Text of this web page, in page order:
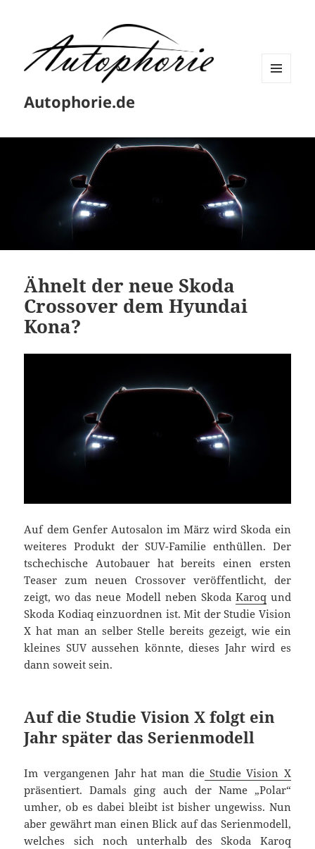
Autophorie.de
Ähnelt der neue Skoda
Crossover dem Hyundai
Kona?
Auf dem Genfer Autosalon im März wird Skoda ein
weiteres Produkt der SUV-Familie enthüllen. Der
tschechische Autobauer hat bereits einen ersten
Teaser zum neuen Crossover veröffentlicht, der
zeigt, wo das neue Modell neben Skoda Karoqund
Skoda Kodiaq einzuordnen ist. Mit der Studie Vision
X hat man an selber Stelle bereits gezeigt, wie ein
kleines SUV aussehen könnte, dieses Jahr wird es
dann soweit sein.
Auf die Studie Vision X folgt ein
Jahr später das Serienmodell
Im vergangenen Jahr hat man die Studie Vision X
präsentiert. Damals ging auch der Name „Polar“
umher, ob es dabei bleibt ist bisher ungewiss. Nun
aber gewährt man einen Blick auf das Serienmodell,
welches sich noch unterhalb des Skoda Karoq